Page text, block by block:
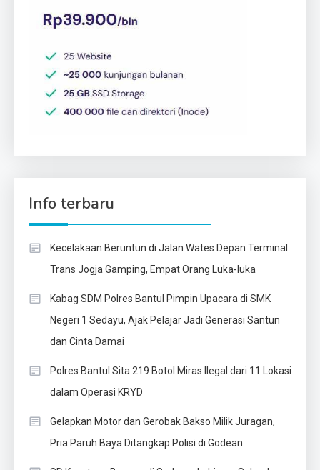
Info terbaru
Kecelakaan Beruntun di Jalan Wates Depan Terminal
Trans Jogja Gamping, Empat Orang Luka-luka
Kabag SDM Polres Bantul Pimpin Upacara di SMK
Negeri 1 Sedayu, Ajak Pelajar Jadi Generasi Santun
dan Cinta Damai
Polres Bantul Sita 219 Botol Miras Ilegal dari 11 Lokasi
dalam Operasi KRYD
Gelapkan Motor dan Gerobak Bakso Milik Juragan,
Pria Paruh Baya Ditangkap Polisi di Godean